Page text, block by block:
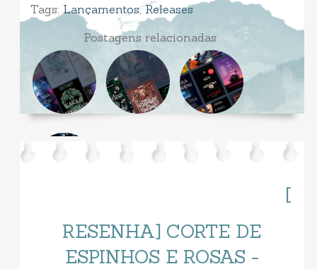
Tags: Lançamentos,Releases
Postagens relacionadas
[
RESENHA] CORTE DE
ESPINHOS E ROSAS -